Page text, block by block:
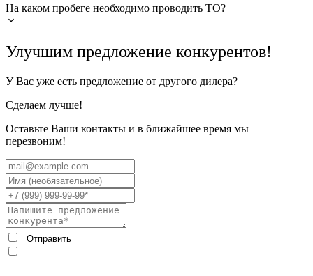
На каком пробеге необходимо проводить ТО?
Улучшим предложение конкурентов!
У Вас уже есть предложение от другого дилера?
Сделаем лучше!
Оставьте Ваши контакты и в ближайшее время мы
перезвоним!